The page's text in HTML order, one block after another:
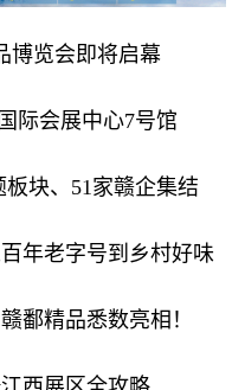
博览会即将启幕
际会展中心7号馆
块、51家赣企集结
年老字号到乡村好味
鄱精品悉数亮相！